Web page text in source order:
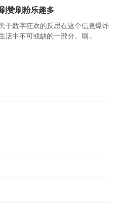
赞刷粉乐趣多
于数字狂欢的反思在这个信息爆炸
活中不可或缺的一部分。刷...